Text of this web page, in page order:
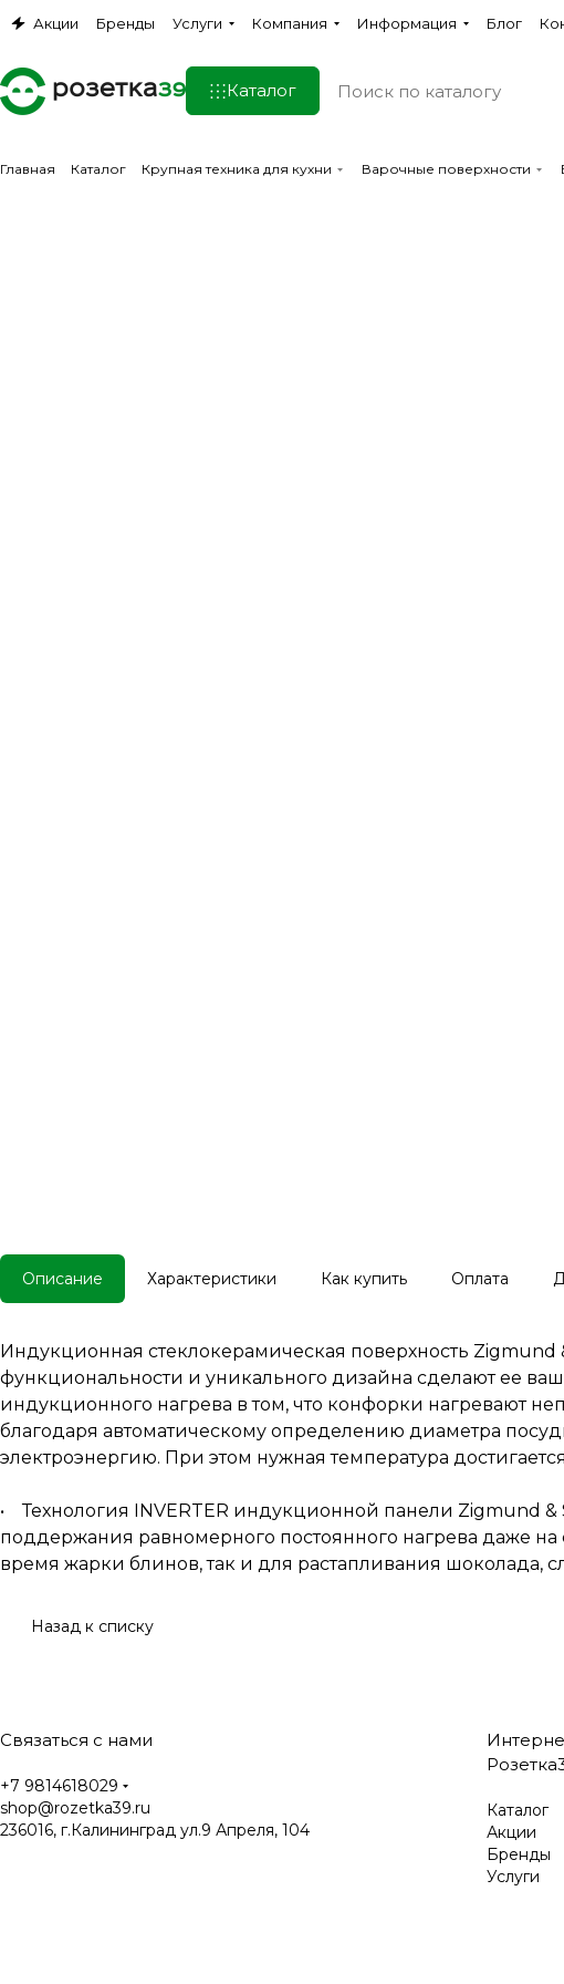
Акции Бренды Услуги Компания Информация Блог
Каталог
Главная Каталог Крупная техника для кухни Варочные поверхности
Описание Характеристики Как купить Оплата
Индукционная стеклокерамическая поверхность Zigmund
функциональности и уникального дизайна сделают ее
индукционного нагрева в том, что конфорки нагревают
благодаря автоматическому определению диаметра
электроэнергию. При этом нужная температура
• Технология INVERTER индукционной панели Zigmund &
поддержания равномерного постоянного нагрева даже
время жарки блинов, так и для растапливания шоколада,
Назад к списку
Связаться с нами
+7 9814618029
shop@rozetka39.ru
236016, г.Калининград ул.9 Апреля, 104
Каталог
Акции
Бренды
Услуги